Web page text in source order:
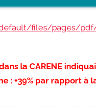
files/pages/pdf/
la CARENE
: +39% par rapport à